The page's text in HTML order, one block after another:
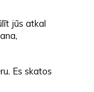
jūs atkal
Es skatos